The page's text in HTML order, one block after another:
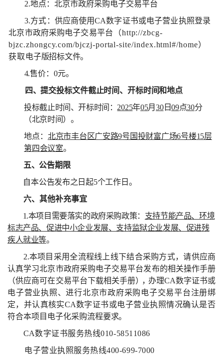
2.地点：北京市政府采购电子交易平台
3.方式：供应商使用CA数字证书或电子营业执照登录
北京市政府采购电子交易平台（http://zbcg-
bjzc.zhongcy.com/bjczj-portal-site/index.html#/home）
获取 电子版招标文件。
4.售价： 0元。
四、提交投标文件截止时间、开标时间和地点
投标截止时间、开标时间： 2025年05月30日09点30分
（北京时间）。
地点： 北京市丰台区广安路9号国投财富广场6号楼15层
第四会议室。
五、公告期限
自本公告发布之日起5个工作日。
六、其他补充事宜
1.本项目需要落实的政府采购政策： 支持节能产品、环境
标志产品、促进中小企业发展、支持监狱企业发展、促进残
疾人就业等。
2.本项目采用全流程线上线下结合采购方式，请供应商
认真学习北京市政府采购电子交易平台发布的相关操作手册
（供应商可在交易平台下载相关手册）， 办理CA数字证书或
电子营业执照、进行北京市政府采购电子交易平台注册绑
定，并认真核实CA数字证书或电子营业执照情况确认是否
符合本项目电子化采购流程要求。
CA数字证书服务热线010-58511086
电子营业执照服务热线400-699-7000